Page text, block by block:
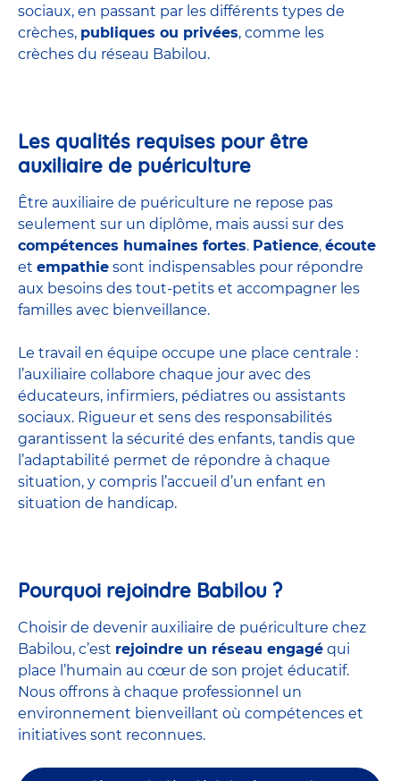
sociaux, en passant par les différents types de
crèches, publiques ou privées, comme les
crèches du réseau Babilou.
Les qualités requises pour être
auxiliaire de puériculture
Être auxiliaire de puériculture ne repose pas
seulement sur un diplôme, mais aussi sur des
compétences humaines fortes. Patience, écoute
et empathie sont indispensables pour répondre
aux besoins des tout-petits et accompagner les
familles avec bienveillance.
Le travail en équipe occupe une place centrale :
l’auxiliaire collabore chaque jour avec des
éducateurs, infirmiers, pédiatres ou assistants
sociaux. Rigueur et sens des responsabilités
garantissent la sécurité des enfants, tandis que
l’adaptabilité permet de répondre à chaque
situation, y compris l’accueil d’un enfant en
situation de handicap.
Pourquoi rejoindre Babilou ?
Choisir de devenir auxiliaire de puériculture chez
Babilou, c’est rejoindre un réseau engagé qui
place l’humain au cœur de son projet éducatif.
Nous offrons à chaque professionnel un
environnement bienveillant où compétences et
initiatives sont reconnues.